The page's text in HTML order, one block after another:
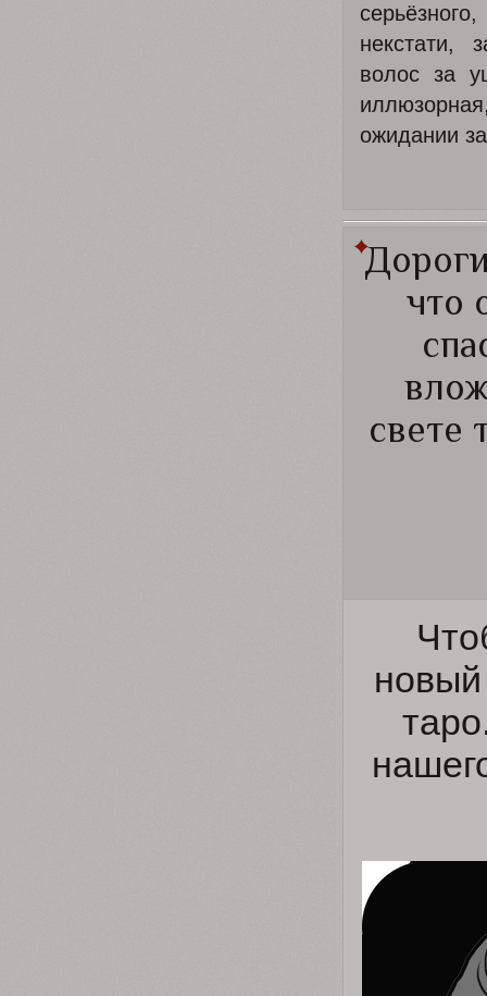
некстати,
волос за
ожидании
что
свете